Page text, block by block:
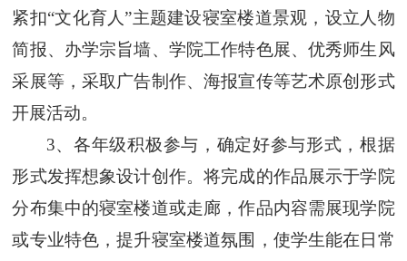
紧扣“文化育人”主题建设寝室楼道景观，设立人物
简报、办学宗旨墙、学院工作特色展、优秀师生风
采展等，采取广告制作、海报宣传等艺术原创形式
开展活动。
3、各年级积极参与，确定好参与形式，根据
形式发挥想象设计创作。将完成的作品展示于学院
分布集中的寝室楼道或走廊，作品内容需展现学院
或专业特色，提升寝室楼道氛围，使学生能在日常